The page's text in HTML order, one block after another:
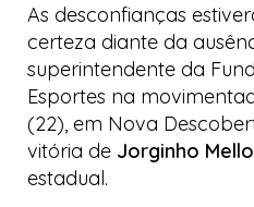
As desconfianças
certeza diante da
superintendente da
Esportes na
(22), em Nova
vitória de Jorginho Mello
estadual.